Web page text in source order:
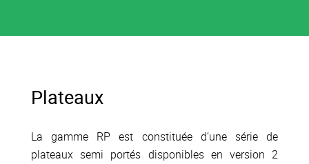
Plateaux
La gamme RP est constituée d’une série de
plateaux semi portés disponibles en version 2